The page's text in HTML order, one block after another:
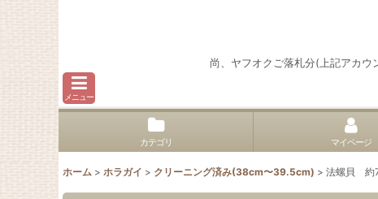
尚、ヤフオクご落札分(上記アカウ
メニュー
カテゴリ マイページ
ホーム > ホラガイ > クリーニング済み(38cm〜39.5cm) > 法螺貝 約